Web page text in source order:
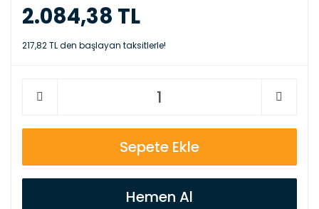
2.084,38 TL
217,82 TL den başlayan taksitlerle!
Sepete Ekle
Hemen Al